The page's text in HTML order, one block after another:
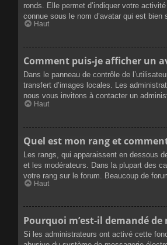
ronds. Elle permet d’indiquer votre
connue sous le nom d’avatar qui est
Haut
Comment puis-je afficher un
Dans le panneau de contrôle de
transfert d’images locales. Les
nous vous invitons à contacter un
Haut
Quel est mon rang et
Les rangs, qui apparaissent en dessous
et les modérateurs. Dans la plupart des
votre rang sur le forum. Beaucoup de
Haut
Pourquoi m’est-il demandé
Si les administrateurs ont activé cette